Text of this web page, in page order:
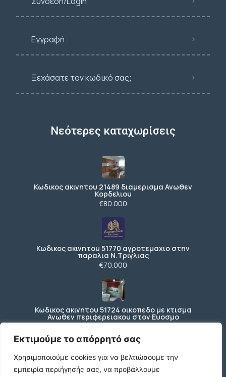
Εκτιμούμε το απόρρητό σας
Χρησιμοποιούμε cookies για να βελτιώσουμε την
εμπειρία περιήγησής σας, να προβάλλουμε
Εγγραφή
Ξεχάσατε τον κωδικό σας;
Νεότερες καταχωρίσεις
Κωδικος ακινητου 21489 διαμερισμα Ανωθεν
Κορδελιου
€80.000
Κωδικος ακινητου 51770 αγροτεμαχιο στην
παραλια Ν.Τριγλιας
€70.000
Κωδικος ακινητου 51724 οικοπεδο με κτισμα
Ανωθεν περιφερειακου στον Ευοσμο
Ενοικιάζεται ισόγειο κατάστημα 200 τ.μ. με